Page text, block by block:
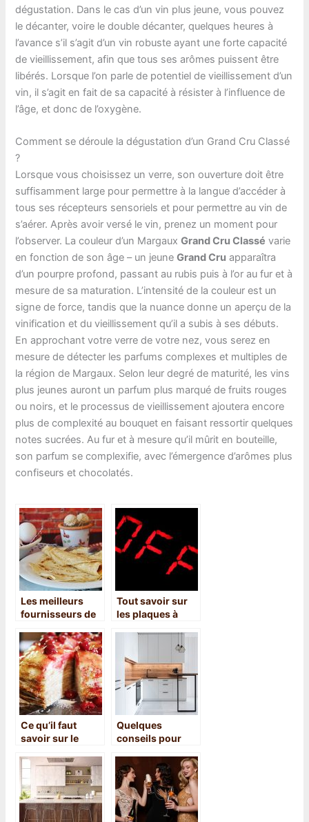
dégustation. Dans le cas d’un vin plus jeune, vous pouvez
le décanter, voire le double décanter, quelques heures à
l’avance s’il s’agit d’un vin robuste ayant une forte capacité
de vieillissement, afin que tous ses arômes puissent être
libérés. Lorsque l’on parle de potentiel de vieillissement d’un
vin, il s’agit en fait de sa capacité à résister à l’influence de
l’âge, et donc de l’oxygène.
Comment se déroule la dégustation d’un Grand Cru Classé
?
Lorsque vous choisissez un verre, son ouverture doit être
suffisamment large pour permettre à la langue d’accéder à
tous ses récepteurs sensoriels et pour permettre au vin de
s’aérer. Après avoir versé le vin, prenez un moment pour
l’observer. La couleur d’un MargauxGrand Cru Classé varie
en fonction de son âge – un jeuneGrand Cru apparaîtra
d’un pourpre profond, passant au rubis puis à l’or au fur et à
mesure de sa maturation. L’intensité de la couleur est un
signe de force, tandis que la nuance donne un aperçu de la
vinification et du vieillissement qu’il a subis à ses débuts.
En approchant votre verre de votre nez, vous serez en
mesure de détecter les parfums complexes et multiples de
la région de Margaux. Selon leur degré de maturité, les vins
plus jeunes auront un parfum plus marqué de fruits rouges
ou noirs, et le processus de vieillissement ajoutera encore
plus de complexité au bouquet en faisant ressortir quelques
notes sucrées. Au fur et à mesure qu’il mûrit en bouteille,
son parfum se complexifie, avec l’émergence d’arômes plus
confiseurs et chocolatés.
Les meilleurs
fournisseurs de
France
Tout savoir sur
les plaques à
Ce qu’il faut
savoir sur le
Quelques
conseils pour
travaux de
rénovation de la
cuisine